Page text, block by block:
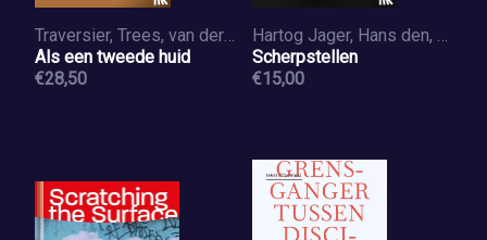
Traversier, Trees, van der Leest, Janneke, Hessels, Wouter
Als een tweede huid
€28,50
Hartog Jager, Hans den, Knoppers, Kim, Maddox, Amanda, Magroun, Marwan
Scherpstellen
€15,00